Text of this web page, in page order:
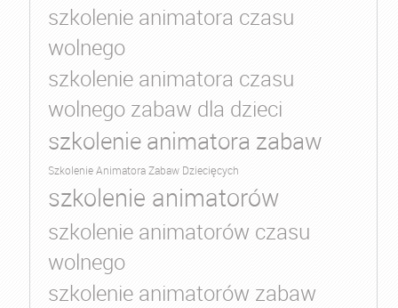
szkolenie animatora czasu
wolnego
szkolenie animatora czasu
wolnego zabaw dla dzieci
szkolenie animatora zabaw
Szkolenie Animatora Zabaw Dziecięcych
szkolenie animatorów
szkolenie animatorów czasu
wolnego
szkolenie animatorów zabaw